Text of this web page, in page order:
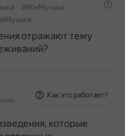
#РокМузыка
отражают тему
На основе источников, возможны неточности
Как это работает?
которые